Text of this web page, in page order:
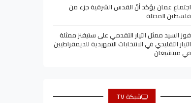
اجتماع عمان يؤكد أنّ القدس الشرقية جزء من
فلسطين المحتلة
فوز السيد ممثل التيار التقدمي على ستيفنز ممثلة
التيار التقليدي في الانتخابات التمهيدية للديمقراطيين
في ميتشيغان
شبكة TV